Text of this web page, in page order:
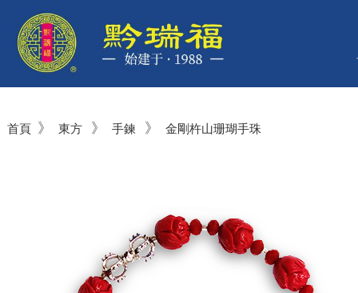
首頁 》 東方 》 手鍊 》 金剛杵山珊瑚手珠